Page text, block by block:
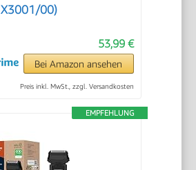
X3001/00)
53,99 €
Bei Amazon ansehen
Preis inkl. MwSt., zzgl. Versandkosten
EMPFEHLUNG